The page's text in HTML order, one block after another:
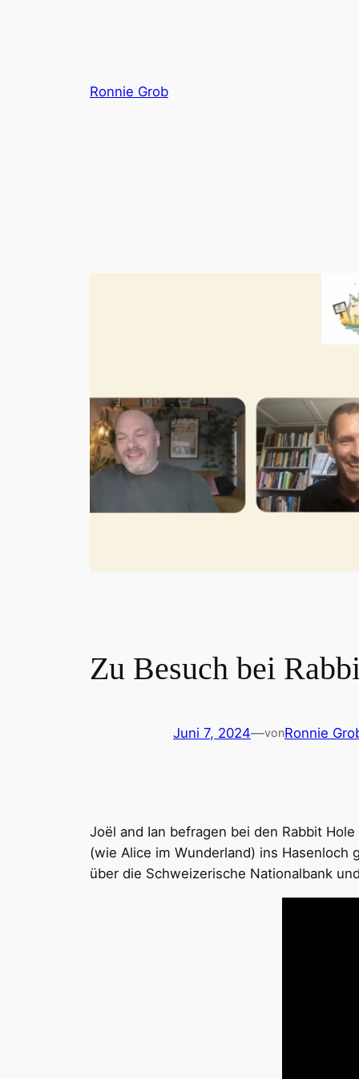
Ronnie Grob
Zu Besuch bei
Juni 7, 2024—vonRonnie
Joël and Ian befragen bei den Rabbit
(wie Alice im Wunderland) ins Hasenloch
über die Schweizerische Nationalbank